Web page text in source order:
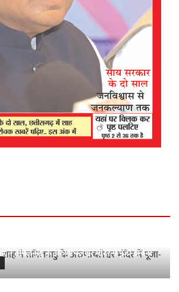
ने तमिलनाडु के अरुणाचलेश्वर मंदिर में पूजा-अर्चना